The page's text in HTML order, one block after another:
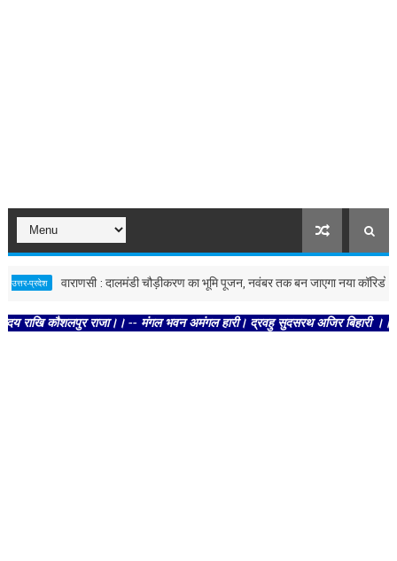
वाराणसी : दालमंडी चौड़ीकरण का भूमि पूजन, नवंबर तक बन जाएगा नया कॉरिडोर बिहार
राजा।। -- मंगल भवन अमंगल हारी। द्रवहु सुदसरथ अजिर बिहारी ।। -- सब नर